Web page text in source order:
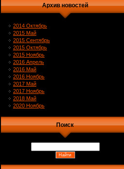
Архив новостей
2014 Октябрь
2015 Май
2015 Сентябрь
2015 Октябрь
2015 Ноябрь
2016 Апрель
2016 Май
2016 Ноябрь
2017 Май
2017 Ноябрь
2018 Май
2020 Ноябрь
Поиск